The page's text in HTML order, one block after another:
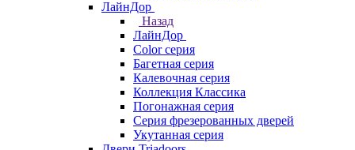
ЛайнДор
Назад
ЛайнДор
Color серия
Багетная серия
Калевочная серия
Коллекция Классика
Погонажная серия
Серия фрезерованных дверей
Укутанная серия